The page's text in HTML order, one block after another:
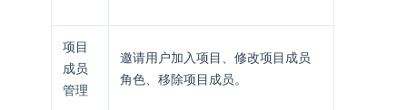
项目
成员
管理
邀请用户加入项目、修改项目成员
角色、移除项目成员。